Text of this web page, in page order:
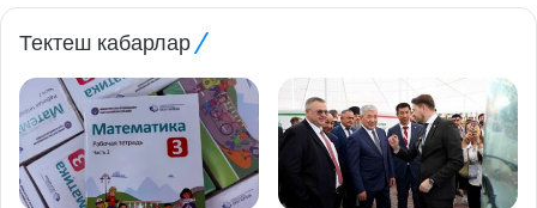
Тектеш кабарлар